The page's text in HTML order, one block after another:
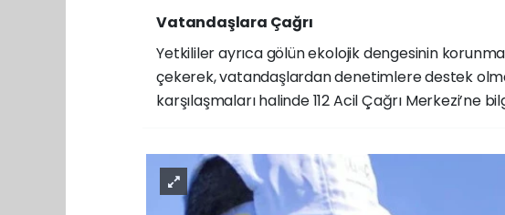
Vatandaşlara Çağrı
Yetkililer ayrıca gölün ekolojik dengesinin
çekerek, vatandaşlardan denetimlere destek
karşılaşmaları halinde 112 Acil Çağrı Merkezi’ne